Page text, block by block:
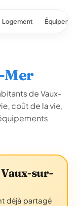
Logement
Mer
de Vaux-
coût de la vie,
sur-
déjà partagé